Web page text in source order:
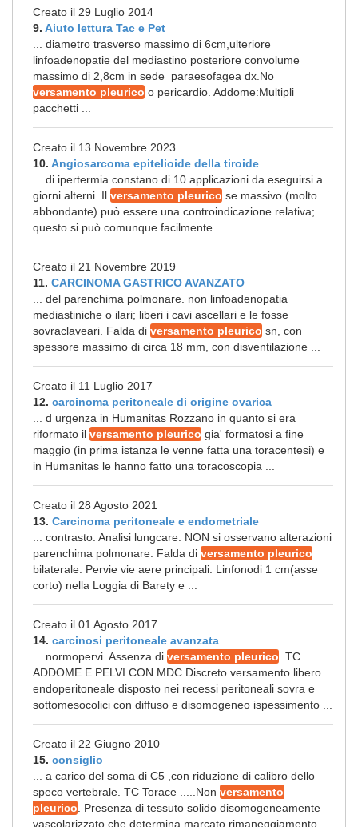
Creato il 29 Luglio 2014
9. Aiuto lettura Tac e Pet
... diametro trasverso massimo di 6cm,ulteriore
linfoadenopatie del mediastino posteriore convolume
massimo di 2,8cm in sede paraesofagea dx.No
versamento pleurico o pericardio. Addome:Multipli
pacchetti ...
Creato il 13 Novembre 2023
10. Angiosarcoma epitelioide della tiroide
... di ipertermia constano di 10 applicazioni da eseguirsi a
giorni alterni. Il versamento pleurico se massivo (molto
abbondante) può essere una controindicazione relativa;
questo si può comunque facilmente ...
Creato il 21 Novembre 2019
11. CARCINOMA GASTRICO AVANZATO
... del parenchima polmonare. non linfoadenopatia
mediastiniche o ilari; liberi i cavi ascellari e le fosse
sovraclaveari. Falda di versamento pleurico sn, con
spessore massimo di circa 18 mm, con disventilazione ...
Creato il 11 Luglio 2017
12. carcinoma peritoneale di origine ovarica
... d urgenza in Humanitas Rozzano in quanto si era
riformato il versamento pleurico gia' formatosi a fine
maggio (in prima istanza le venne fatta una toracentesi) e
in Humanitas le hanno fatto una toracoscopia ...
Creato il 28 Agosto 2021
13. Carcinoma peritoneale e endometriale
... contrasto. Analisi lungcare. NON si osservano alterazioni
parenchima polmonare. Falda di versamento pleurico
bilaterale. Pervie vie aere principali. Linfonodi 1 cm(asse
corto) nella Loggia di Barety e ...
Creato il 01 Agosto 2017
14. carcinosi peritoneale avanzata
... normopervi. Assenza di versamento pleurico . TC
ADDOME E PELVI CON MDC Discreto versamento libero
endoperitoneale disposto nei recessi peritoneali sovra e
sottomesocolici con diffuso e disomogeneo ispessimento ...
Creato il 22 Giugno 2010
15. consiglio
... a carico del soma di C5 ,con riduzione di calibro dello
speco vertebrale. TC Torace .....Non versamento
pleurico . Presenza di tessuto solido disomogeneamente
vascolarizzato che determina marcato rimaneggiamento ...